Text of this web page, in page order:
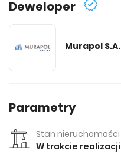
Deweloper
Murapol S.A.
Parametry
Stan nieruchomości
W trakcie realizacji